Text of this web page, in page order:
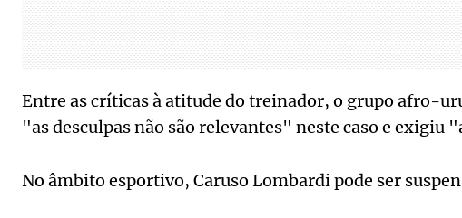
Entre as críticas à atitude do treinador, o grupo afro-
"as desculpas não são relevantes" neste caso e exigiu
No âmbito esportivo, Caruso Lombardi pode ser